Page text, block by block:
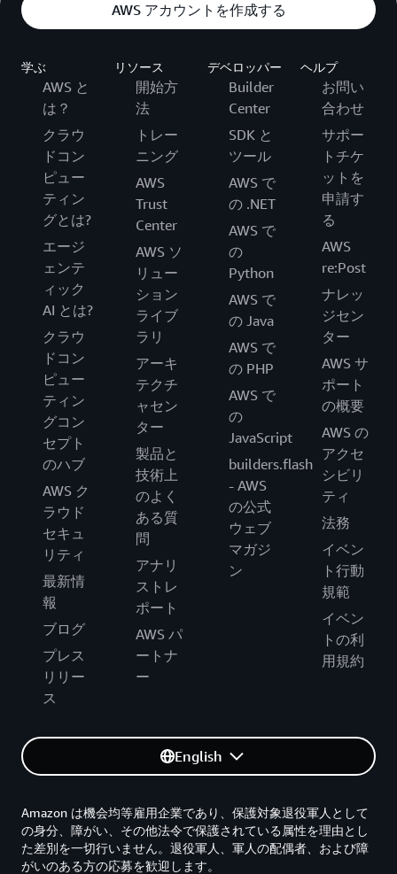
AWS アカウントを作成する
学ぶ
AWS と
は？
クラウ
ドコン
ピュー
ティン
グとは?
エージ
ェンテ
ィック
AI とは?
クラウ
ドコン
ピュー
ティン
グコン
セプト
のハブ
AWS ク
ラウド
セキュ
リティ
最新情
報
ブログ
プレス
リリー
ス
リソース
開始方
法
トレー
ニング
AWS
Trust
Center
AWS ソ
リュー
ション
ライブ
ラリ
アーキ
テクチ
ャセン
ター
製品と
技術上
のよく
ある質
問
アナリ
ストレ
ポート
AWS パ
ートナ
ー
デベロッパー
Builder
Center
SDK と
ツール
AWS で
の .NET
AWS で
の
Python
AWS で
の Java
AWS で
の PHP
AWS で
の
JavaScript
builders.flash
- AWS
の公式
ウェブ
マガジ
ン
ヘルプ
お問い
合わせ
サポー
トチケ
ットを
申請す
る
AWS
re:Post
ナレッ
ジセン
ター
AWS サ
ポート
の概要
AWS の
アクセ
シビリ
ティ
法務
イベン
ト行動
規範
イベン
トの利
用規約
English
Amazon は機会均等雇用企業であり、保護対象退役軍人として
の身分、障がい、その他法令で保護されている属性を理由とし
た差別を一切行いません。退役軍人、軍人の配偶者、および障
がいのある方の応募を歓迎します。